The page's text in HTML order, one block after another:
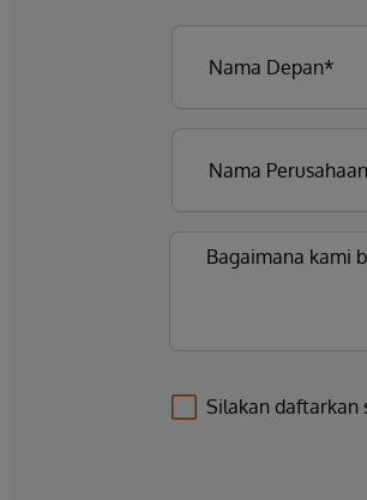
Silakan daftarkan